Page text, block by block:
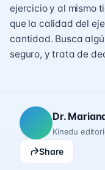
ejercicio y al mismo
que la calidad del
cantidad. Busca
seguro, y trata de
Dr.
Kinedu
Share